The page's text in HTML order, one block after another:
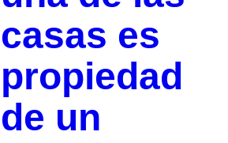
casas es
propiedad
de un